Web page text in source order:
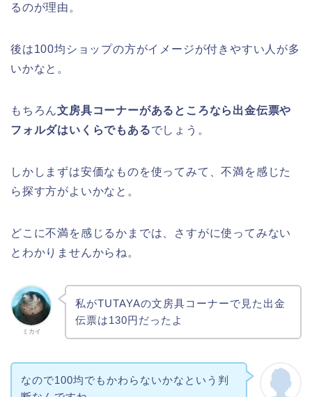
るのが理由。
後は100均ショップの方がイメージが付きやすい人が多
いかなと。
もちろん文房具コーナーがあるところなら出金伝票や
フォルダはいくらでもあるでしょう。
しかしまずは安価なものを使ってみて、不満を感じた
ら探す方がよいかなと。
どこに不満を感じるかまでは、さすがに使ってみない
とわかりませんからね。
ミカイ
私がTUTAYAの文房具コーナーで見た出金
伝票は130円だったよ
なので100均でもかわらないかなという判